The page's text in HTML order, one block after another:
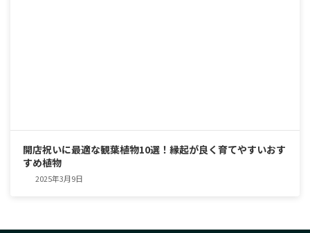
開店祝いに最適な観葉植物10選！縁起が良く育てやすいおす
すめ植物
2025年3月9日